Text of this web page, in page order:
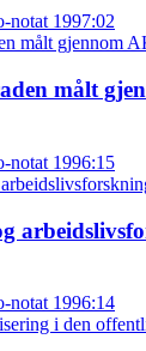
notat 1997:02
målt
notat 1996:15
notat 1996:14